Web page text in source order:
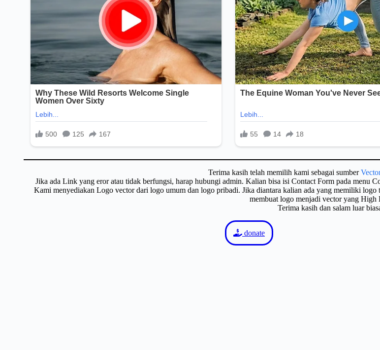
Terima kasih telah memilih kami sebagai sumber
Jika ada Link yang eror atau tidak berfungsi, harap hubungi admin. Kalian bisa isi Contact Form pada menu
Kami menyediakan Logo vector dari logo umum dan logo pribadi. Jika diantara kalian ada yang memiliki
membuat logo menjadi vector yang High
Terima kasih dan salam luar
donate